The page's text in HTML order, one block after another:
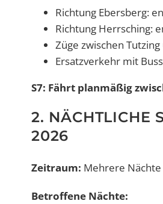
Richtung Ebersberg:
Richtung Herrsching:
Züge zwischen
Ersatzverkehr mit
S7: Fährt planmäßig
2. NÄCHTLICHE
2026
Zeitraum: Mehrere Nächte
Betroffene Nächte: